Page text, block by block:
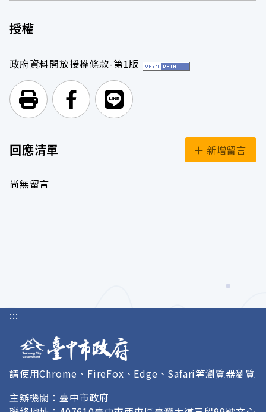
授權
政府資料開放授權條款-第1版
列印頁面前往Facebook
前往Line
回應清單 新增留言
尚無留言
:::
請使用Chrome、FireFox、Edge、Safari等瀏覽器瀏覽
主辦機關：臺中市政府